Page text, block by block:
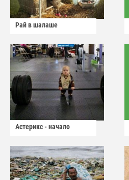
Рай в шалаше
Астерикс - начало